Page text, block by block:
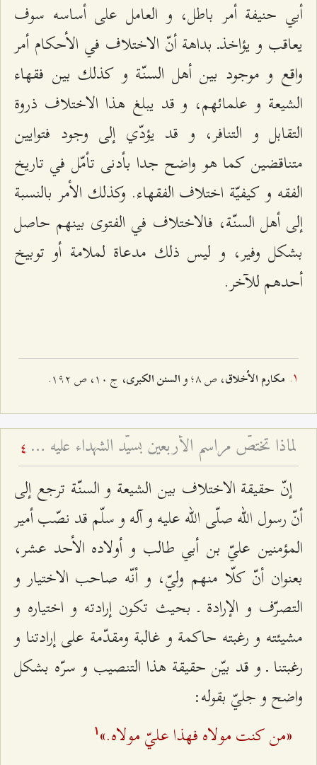
أبي حنيفة أمر باطل، و العامل على أساسه سوف
يعاقب و يؤاخذـ بداهة أنّ الاختلاف في الأحكام أمر
واقع و موجود بين أهل السنّة و كذلك بين فقهاء
الشيعة و علمائهم، و قد يبلغ هذا الاختلاف ذروة
التقابل و التنافر، و قد يؤدّي إلى وجود فتوايين
متناقضين كما هو واضح جدا بأدنى تأمّل في تاريخ
الفقه و كيفيّة اختلاف الفقهاء. وكذلك الأمر بالنسبة
إلى أهل السنّة، فالاختلاف في الفتوى بينهم حاصل
بشكل وفير، و ليس ذلك مدعاة لملامة أو توبيخ
أحدهم للآخر.
مكارم الأخلاق، ص ۸؛ و السنن الكبرى، ج ۱۰، ص ۱٩٢.
لماذا تختصّ مراسم الأربعين بسيّد الشهداء عليه السلام؟ - إقامة ذكرى الأربعين للمتوفى 4
إنّ حقيقة الاختلاف بين الشيعة و السنّة ترجع إلى
أنّ رسول اللّه صلّى الله عليه و آله و سلّم قد نصّب أمير
المؤمنين عليّ بن أبي طالب و أولاده الأحد عشر،
بعنوان أنّ كلّا منهم وليّ، و أنّه صاحب الاختيار و
التصرّف و الإرادة ـ بحيث تكون إرادته و اختياره و
مشيئته و رغبته حاكمة و غالبة ومقدّمة على إرادتنا و
رغبتنا ـ و قد بيّن حقيقة هذا التنصيب و سرّه بشكل
واضح و جليّ بقوله:
«من كنت مولاه فهذا عليّ مولاه.» ۱